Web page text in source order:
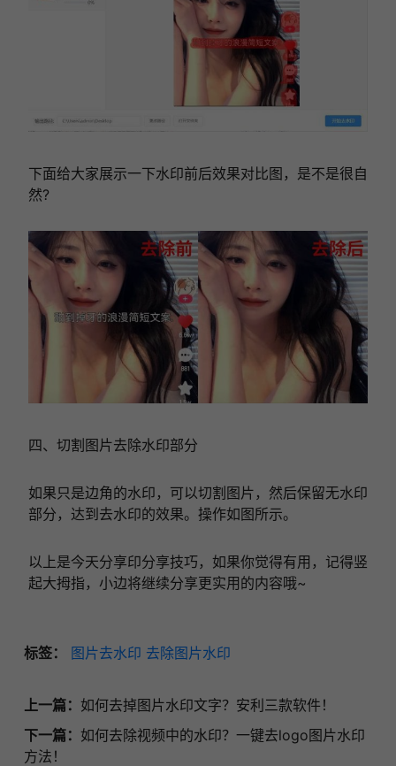
下面给大家展示一下水印前后效果对比图，是不是很自
然?
四、切割图片去除水印部分
如果只是边角的水印，可以切割图片，然后保留无水印
部分，达到去水印的效果。操作如图所示。
以上是今天分享印分享技巧，如果你觉得有用，记得竖
起大拇指，小边将继续分享更实用的内容哦~
标签： 图片去水印 去除图片水印
上一篇： 如何去掉图片水印文字？安利三款软件！
下一篇： 如何去除视频中的水印？一键去logo图片水印
方法！